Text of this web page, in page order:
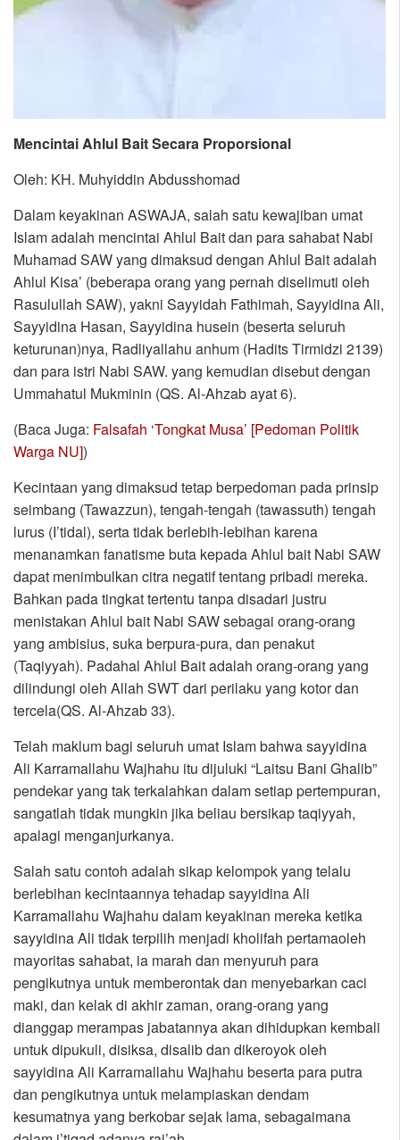
Mencintai Ahlul Bait Secara Proporsional
Oleh: KH. Muhyiddin Abdusshomad
Dalam keyakinan ASWAJA, salah satu kewajiban umat
Islam adalah mencintai Ahlul Bait dan para sahabat Nabi
Muhamad SAW yang dimaksud dengan Ahlul Bait adalah
Ahlul Kisa’ (beberapa orang yang pernah diselimuti oleh
Rasulullah SAW), yakni Sayyidah Fathimah, Sayyidina Ali,
Sayyidina Hasan, Sayyidina husein (beserta seluruh
keturunan)nya, Radliyallahu anhum (Hadits Tirmidzi 2139)
dan para istri Nabi SAW. yang kemudian disebut dengan
Ummahatul Mukminin (QS. Al-Ahzab ayat 6).
(Baca Juga: Falsafah ‘Tongkat Musa’ [Pedoman Politik
Warga NU])
Kecintaan yang dimaksud tetap berpedoman pada prinsip
seimbang (Tawazzun), tengah-tengah (tawassuth) tengah
lurus (I’tidal), serta tidak berlebih-lebihan karena
menanamkan fanatisme buta kepada Ahlul bait Nabi SAW
dapat menimbulkan citra negatif tentang pribadi mereka.
Bahkan pada tingkat tertentu tanpa disadari justru
menistakan Ahlul bait Nabi SAW sebagai orang-orang
yang ambisius, suka berpura-pura, dan penakut
(Taqiyyah). Padahal Ahlul Bait adalah orang-orang yang
dilindungi oleh Allah SWT dari perilaku yang kotor dan
tercela(QS. Al-Ahzab 33).
Telah maklum bagi seluruh umat Islam bahwa sayyidina
Ali Karramallahu Wajhahu itu dijuluki “Laitsu Bani Ghalib”
pendekar yang tak terkalahkan dalam setiap pertempuran,
sangatlah tidak mungkin jika beliau bersikap taqiyyah,
apalagi menganjurkanya.
Salah satu contoh adalah sikap kelompok yang telalu
berlebihan kecintaannya tehadap sayyidina Ali
Karramallahu Wajhahu dalam keyakinan mereka ketika
sayyidina Ali tidak terpilih menjadi kholifah pertamaoleh
mayoritas sahabat, ia marah dan menyuruh para
pengikutnya untuk memberontak dan menyebarkan caci
maki, dan kelak di akhir zaman, orang-orang yang
dianggap merampas jabatannya akan dihidupkan kembali
untuk dipukuli, disiksa, disalib dan dikeroyok oleh
sayyidina Ali Karramallahu Wajhahu beserta para putra
dan pengikutnya untuk melampiaskan dendam
kesumatnya yang berkobar sejak lama, sebagaimana